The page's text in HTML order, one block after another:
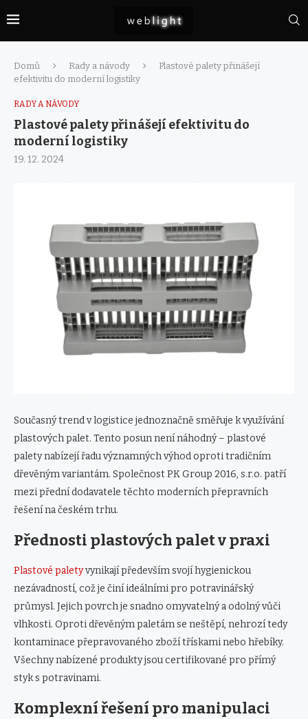
Domů Rady a návody
Plastové palety přinášejí
efektivitu do moderní logistiky
RADY A NÁVODY
Plastové palety přinášejí efektivitu do
moderní logistiky
19. 12. 2024
Současný trend v logistice jednoznačně směřuje k využívání
plastových palet. Tento posun není náhodný – plastové
palety nabízejí řadu významných výhod oproti tradičním
dřevěným variantám. Společnost PK Group 2016, s.r.o. patří
mezi přední dodavatele těchto moderních přepravních
řešení na českém trhu.
Přednosti plastových palet v praxi
Plastové paletyvynikají především svojí hygienickou
nezávadností, což je činí ideálními pro potravinářský
průmysl. Jejich povrch je snadno omyvatelný a odolný vůči
vlhkosti. Oproti dřevěným paletám se neštěpí, nehrozí tedy
kontaminace přepravovaného zboží třískami nebo hřebíky.
Všechny nabízené produkty jsou certifikované pro přímý
styk s potravinami.
Komplexní řešení pro manipulaci